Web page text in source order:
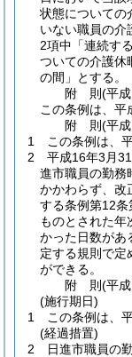
状態についての
いない職員の介
2項中「連続す
ついての介護休
の間」とする。
附 則(平
この条例は、平
附 則(平
1
この条例は、
2
平成16年3月
進市職員の勤務
かかわらず、改
する条例第12
ものとされた年
かった日数があ
定する規則で定
ができる。
附 則(平
(施行期日)
1
この条例は、
(経過措置)
2
日進市職員の